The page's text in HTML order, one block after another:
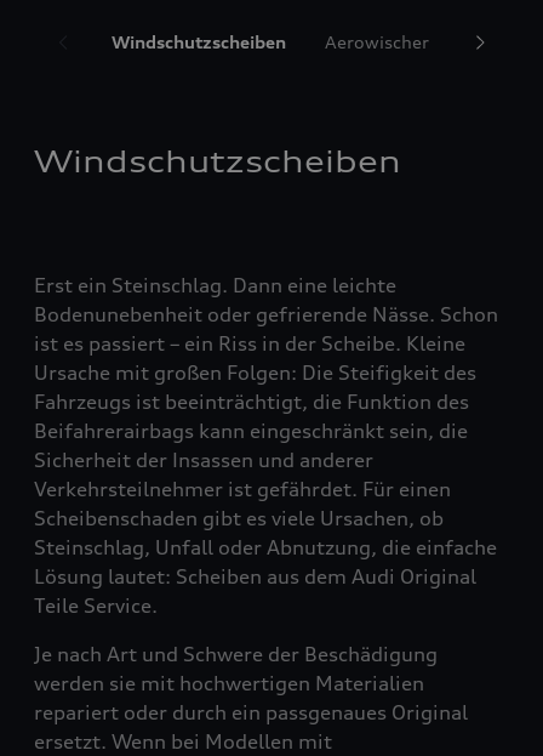
Windschutzscheiben Aerowischer
Windschutzscheiben
Erst ein Steinschlag. Dann eine leichte
Bodenunebenheit oder gefrierende Nässe. Schon
ist es passiert – ein Riss in der Scheibe. Kleine
Ursache mit großen Folgen: Die Steifigkeit des
Fahrzeugs ist beeinträchtigt, die Funktion des
Beifahrerairbags kann eingeschränkt sein, die
Sicherheit der Insassen und anderer
Verkehrsteilnehmer ist gefährdet. Für einen
Scheibenschaden gibt es viele Ursachen, ob
Steinschlag, Unfall oder Abnutzung, die einfache
Lösung lautet: Scheiben aus dem Audi Original
Teile Service.
Je nach Art und Schwere der Beschädigung
werden sie mit hochwertigen Materialien
repariert oder durch ein passgenaues Original
ersetzt. Wenn bei Modellen mit